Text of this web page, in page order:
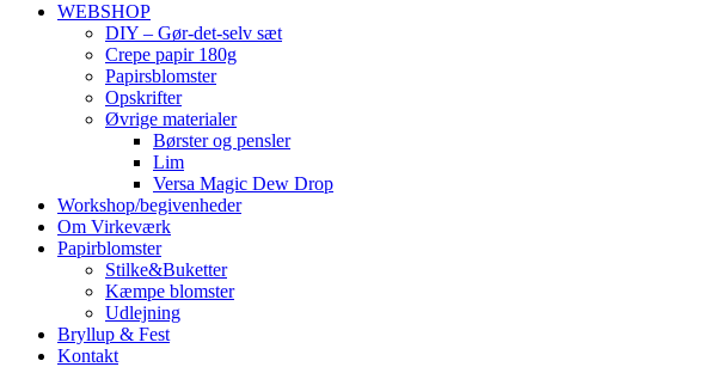
WEBSHOP
DIY – Gør-det-selv sæt
Crepe papir 180g
Papirsblomster
Opskrifter
Øvrige materialer
Børster og pensler
Lim
Versa Magic Dew Drop
Workshop/begivenheder
Om Virkeværk
Papirblomster
Stilke&Buketter
Kæmpe blomster
Udlejning
Bryllup & Fest
Kontakt